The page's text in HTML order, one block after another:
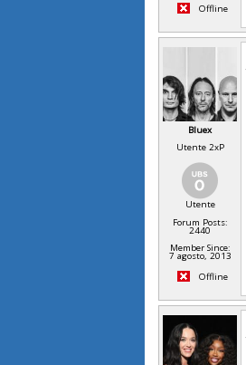
Offline
Bluex
Utente 2xP
Utente
Forum Posts:
2440
Member Since:
7 agosto, 2013
Offline